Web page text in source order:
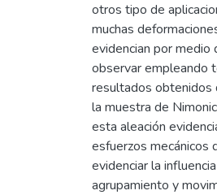
otros tipo de
muchas
evidencian por
observar empleando
resultados obtenidos
la muestra de
esta aleación
esfuerzos mecánicos
evidenciar la
agrupamiento y